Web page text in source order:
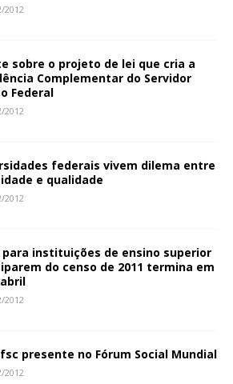
2012
sobre o projeto de lei que cria a
Complementar do Servidor
Federal
2012
federais vivem dilema entre
e qualidade
2012
para instituições de ensino superior
do censo de 2011 termina em
2012
presente no Fórum Social Mundial
2012